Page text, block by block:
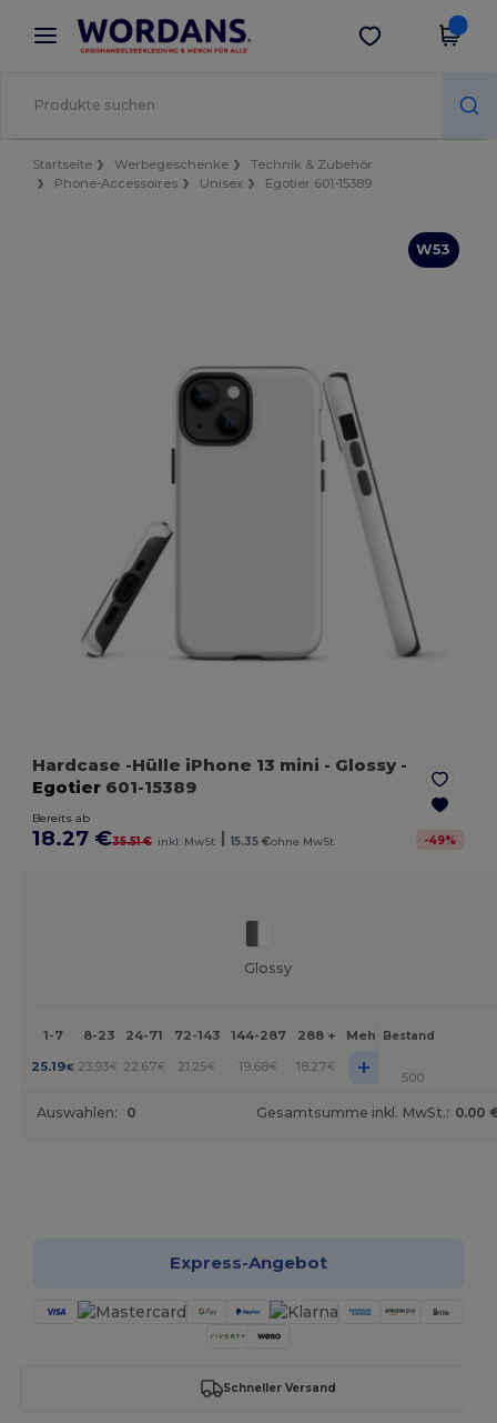
× Wordans App
Bessere Preise in der App!
App holen
Startseite Werbegeschenke
Technik & Zubehör
Phone-Accessoires
Unisex Egotier 601-15389
W53
Hardcase -Hülle iPhone 13 mini - Glossy-
Egotier 601-15389
Bereits ab
18.27 €35.51 € inkl. MwSt | 15.35 €ohne MwSt -49%
Glossy
1-7 8-23 24-71 72-143 144-287 288 + Mehr Bestand
25.19€ 23.93€ 22.67€ 21.25€ 19.68€ 18.27€ + 500
Auswahlen: 0 Gesamtsumme inkl. MwSt.: 0.00
Express-Angebot
Schneller Versand